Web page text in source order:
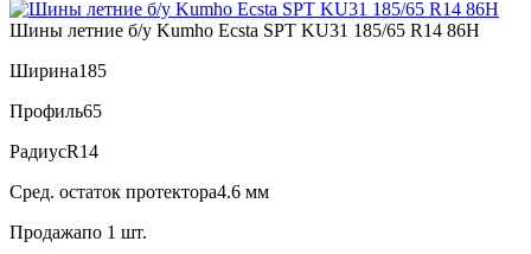
Шины летние б/у Kumho Ecsta SPT KU31 185/65 R14 86H
Ширина185
Профиль65
РадиусR14
Сред. остаток протектора4.6 мм
Продажапо 1 шт.